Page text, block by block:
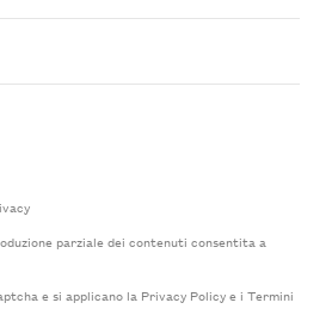
parziale dei contenuti consentita a
e si applicano la Privacy Policye i Termini